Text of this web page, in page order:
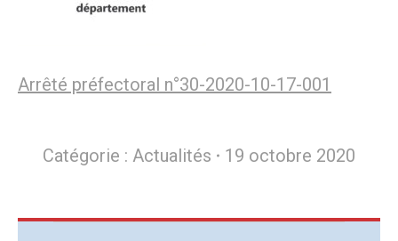
Arrêté préfectoral n°30-2020-10-17-001
Catégorie : Actualités 19 octobre 2020